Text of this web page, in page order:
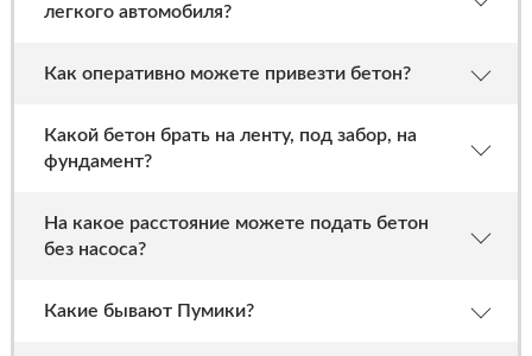
легкого автомобиля?
Как оперативно можете привезти бетон?
Какой бетон брать на ленту, под забор, на
фундамент?
На какое расстояние можете подать бетон
без насоса?
Какие бывают Пумики?